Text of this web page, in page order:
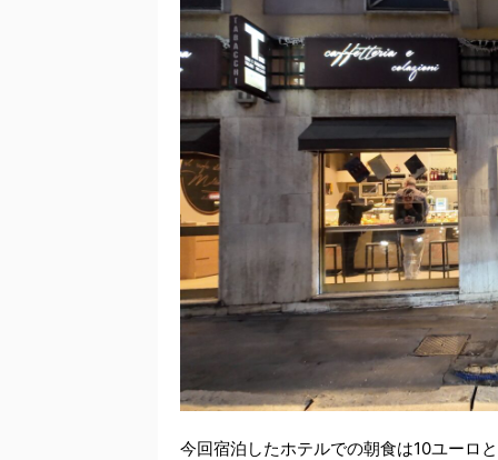
今回宿泊したホテルでの朝食は10ユーロ